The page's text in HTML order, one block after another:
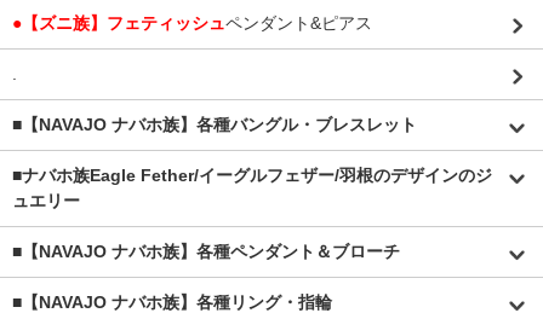
●【ズニ族】フェティッシュペンダント&ピアス
■【NAVAJO ナバホ族】各種バングル・ブレスレット
■ナバホ族Eagle Fether/イーグルフェザー/羽根のデザインのジ
ュエリー
■【NAVAJO ナバホ族】各種ペンダント＆ブローチ
■【NAVAJO ナバホ族】各種リング・指輪